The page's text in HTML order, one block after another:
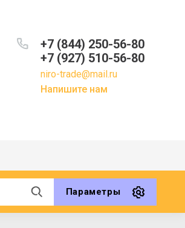
+7 (844) 250-56-80
+7 (927) 510-56-80
niro-trade@mail.ru
Напишите нам
Параметры